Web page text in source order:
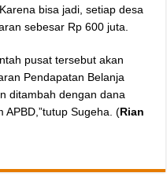
bisa jadi, setiap desa
sebesar Rp 600 juta.
pusat tersebut akan
Pendapatan Belanja
ditambah dengan dana
Sugeha. (Rian